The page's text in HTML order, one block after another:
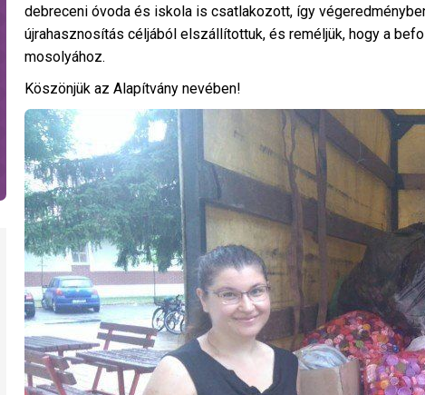
debreceni óvoda és iskola is csatlakozott, így
újrahasznosítás céljából elszállítottuk, és reméljük, hogy a
mosolyához.
Köszönjük az Alapítvány nevében!